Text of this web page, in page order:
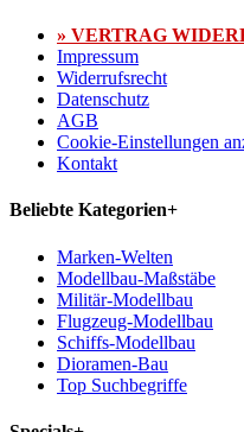
» VERTRAG
Impressum
Widerrufsrecht
Datenschutz
AGB
Cookie-Einstellungen
Kontakt
Beliebte Kategorien+
Marken-Welten
Modellbau-Maßstäbe
Militär-Modellbau
Flugzeug-Modellbau
Schiffs-Modellbau
Dioramen-Bau
Top Suchbegriffe